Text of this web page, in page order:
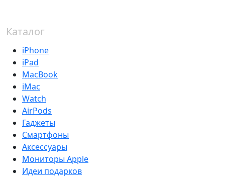
Каталог
iPhone
iPad
MacBook
iMac
Watch
AirPods
Гаджеты
Смартфоны
Аксессуары
Мониторы Apple
Идеи подарков